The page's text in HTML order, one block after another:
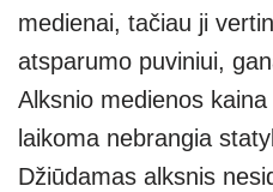
medienai, tačiau ji
atsparumo puviniui,
Alksnio medienos
laikoma nebrangia
Džiūdamas alksnis